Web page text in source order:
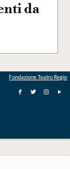
da
Fondazione Teatro Regio